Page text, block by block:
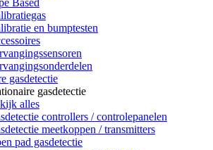
Based
en bumptesten
gasdetectie
gasdetectie
alles
controllers / controlepanelen
meetkoppen / transmitters
pad gasdetectie